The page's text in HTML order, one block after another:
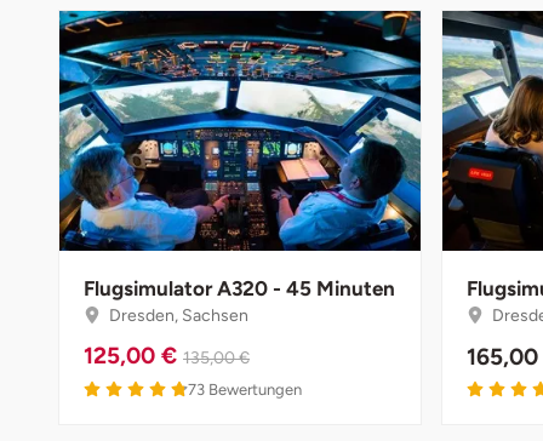
Flugsimulator A320 - 45 Minuten
Dresden, Sachsen
125,00 € 135,00 €
73 Bewertungen
Frankfurt am Main
Freiberg
Freiburg
Fulda
Geiselwind